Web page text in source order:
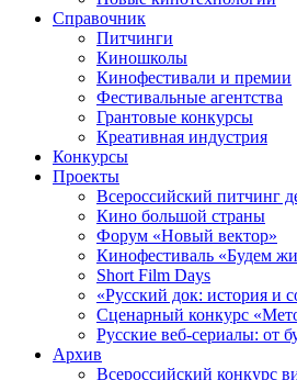
Справочник
Питчинги
Киношколы
Кинофестивали и премии
Фестивальные агентства
Грантовые конкурсы
Креативная индустрия
Конкурсы
Проекты
Всероссийский питчинг
Кино большой страны
Форум «Новый вектор»
Кинофестиваль «Будем
Short Film Days
«Русский док: история и
Сценарный конкурс
Русские веб-сериалы: от
Архив
Всероссийский конкурс